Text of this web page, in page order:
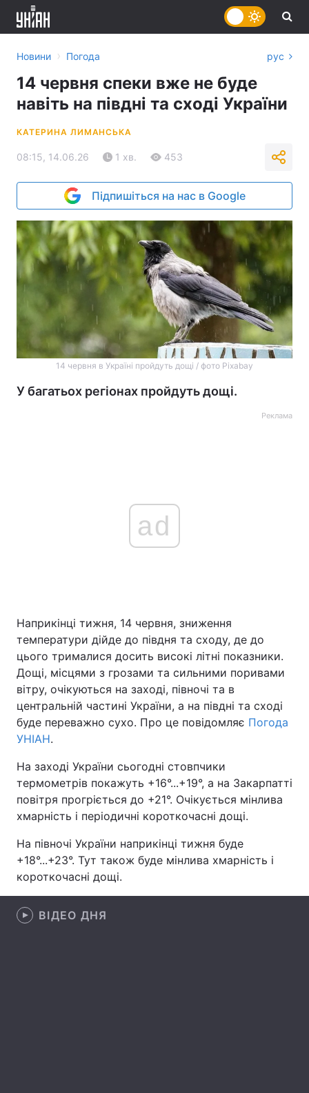
Головна Війна
Україна Політика
Економіка
Спорт Наука
Техно і зв'язок Лайт
Здоров'я Туризм
Екологія
Новини › Погода рус
14 червня спеки вже не буде
навіть на півдні та сході України
КАТЕРИНА ЛИМАНСЬКА
08:15, 14.06.26 1 хв. 453
Підпишіться на нас в Google
14 червня в Україні пройдуть дощі / фото Pixabay
У багатьох регіонах пройдуть дощі.
Реклама
ad
Наприкінці тижня, 14 червня, зниження
температури дійде до півдня та сходу, де до
цього трималися досить високі літні показники.
Дощі, місцями з грозами та сильними поривами
вітру, очікуються на заході, півночі та в
центральній частині України, а на півдні та сході
буде переважно сухо. Про це повідомляє Погода
УНІАН.
На заході України сьогодні стовпчики
термометрів покажуть +16°...+19°, а на Закарпатті
повітря прогріється до +21°. Очікується мінлива
хмарність і періодичні короткочасні дощі.
На півночі України наприкінці тижня буде
+18°...+23°. Тут також буде мінлива хмарність і
короткочасні дощі.
ВІДЕО ДНЯ